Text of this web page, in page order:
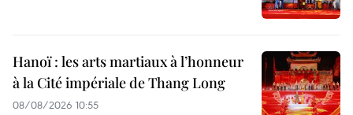
Hanoï : les arts martiaux à l’honneur
à la Cité impériale de Thang Long
08/08/2026 10:55